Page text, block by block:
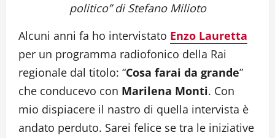
politico” di Stefano Milioto
Alcuni anni fa ho intervistato Enzo Lauretta
per un programma radiofonico della Rai
regionale dal titolo: “Cosa farai da grande”
che conducevo con Marilena Monti. Con
mio dispiacere il nastro di quella intervista è
andato perduto. Sarei felice se tra le iniziative